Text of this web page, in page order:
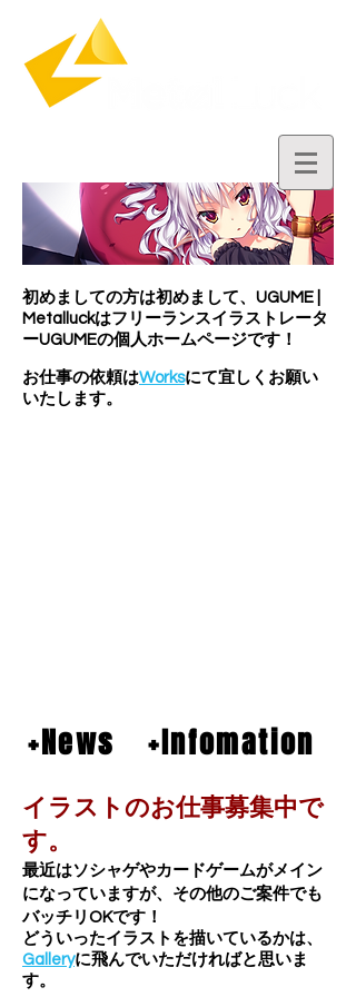
初めましての方は初めまして、UGUME |
Metalluckはフリーランスイラストレータ
ーUGUMEの個人ホームページです！
お仕事の依頼はWorksにて宜しくお願い
いたします。
+News +Infomation
​イラストのお仕事募集中で
す。
最近はソシャゲやカードゲームがメイン
になっていますが、その他のご案件でも
バッチリOKです！
​どういったイラストを描いているかは、
Galleryに飛んでいただければと思いま
す。